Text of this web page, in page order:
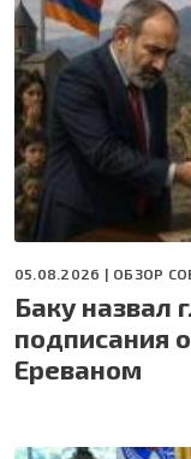
05.08.2026 | ОБЗОР
Баку назвал
подписания
Ереваном